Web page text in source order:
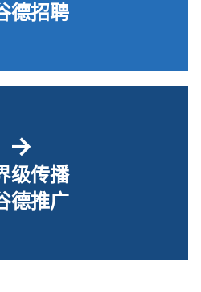
德招聘
→
级传播
德推广